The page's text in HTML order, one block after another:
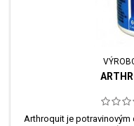
Arthroquit je